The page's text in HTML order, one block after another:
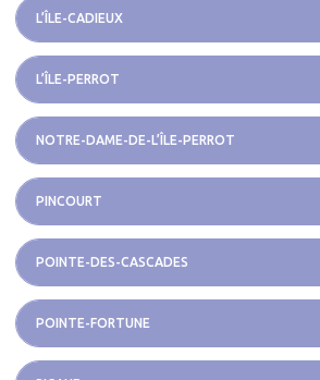
L’ÎLE-CADIEUX
L’ÎLE-PERROT
NOTRE-DAME-DE-L’ÎLE-PERROT
PINCOURT
POINTE-DES-CASCADES
POINTE-FORTUNE